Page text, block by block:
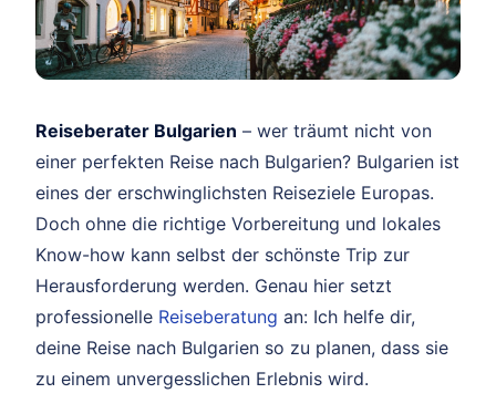
Reiseberater Bulgarien – wer träumt nicht von
einer perfekten Reise nach Bulgarien? Bulgarien ist
eines der erschwinglichsten Reiseziele Europas.
Doch ohne die richtige Vorbereitung und lokales
Know-how kann selbst der schönste Trip zur
Herausforderung werden. Genau hier setzt
professionelle Reiseberatung an: Ich helfe dir,
deine Reise nach Bulgarien so zu planen, dass sie
zu einem unvergesslichen Erlebnis wird.